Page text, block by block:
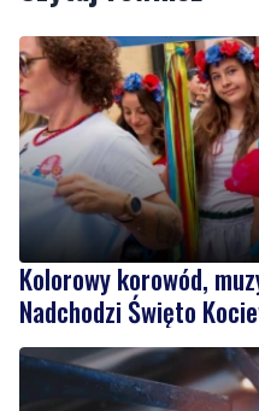
Kolorowy korowód,
Nadchodzi Święto